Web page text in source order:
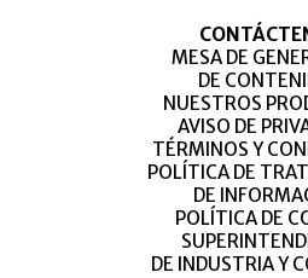
MESA DE
DE
NUESTROS
AVISO DE
TÉRMINOS Y
POLÍTICA DE
DE
POLÍTICA DE
DE INDUSTRIA Y